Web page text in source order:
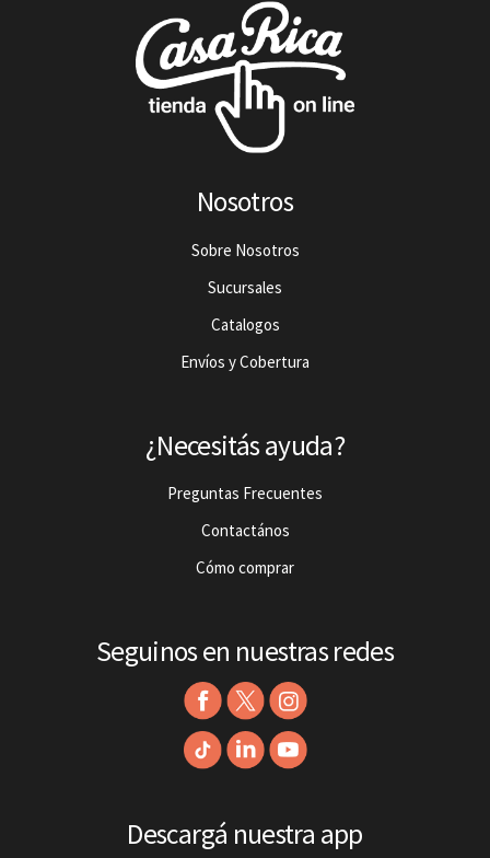
Nosotros
Sobre Nosotros
Sucursales
Catalogos
Envíos y Cobertura
¿Necesitás ayuda?
Preguntas Frecuentes
Contactános
Cómo comprar
Seguinos en nuestras redes
Descargá nuestra app